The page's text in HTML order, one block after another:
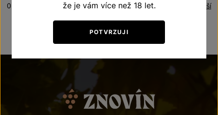
Nejdražší
0 produktů
že je vám více než 18 let.
POTVRZUJI